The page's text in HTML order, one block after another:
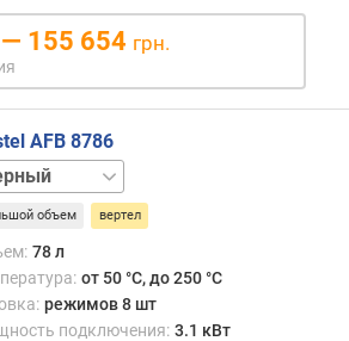
155 654 грн.
AFB 8786
объем вертел
78 л
от 50 °C, до 250 °C
режимов 8 шт
подключения: 3.1 кВт